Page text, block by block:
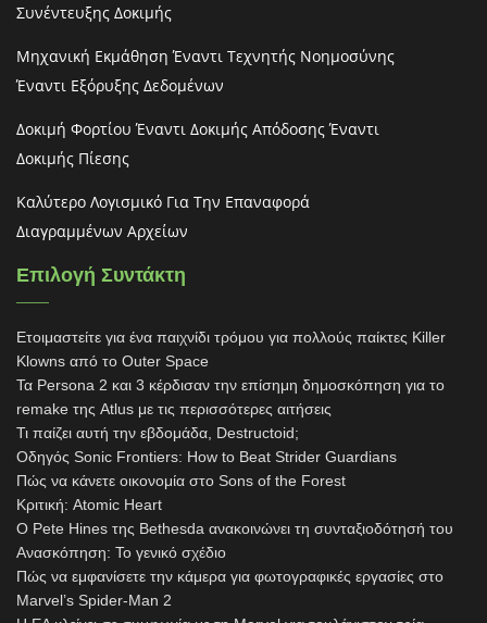
Συνέντευξης Δοκιμής
Μηχανική Εκμάθηση Έναντι Τεχνητής Νοημοσύνης
Έναντι Εξόρυξης Δεδομένων
Δοκιμή Φορτίου Έναντι Δοκιμής Απόδοσης Έναντι
Δοκιμής Πίεσης
Καλύτερο Λογισμικό Για Την Επαναφορά
Διαγραμμένων Αρχείων
Επιλογή Συντάκτη
Ετοιμαστείτε για ένα παιχνίδι τρόμου για πολλούς παίκτες Killer
Klowns από το Outer Space
Τα Persona 2 και 3 κέρδισαν την επίσημη δημοσκόπηση για το
remake της Atlus με τις περισσότερες αιτήσεις
Τι παίζει αυτή την εβδομάδα, Destructoid;
Οδηγός Sonic Frontiers: How to Beat Strider Guardians
Πώς να κάνετε οικονομία στο Sons of the Forest
Κριτική: Atomic Heart
Ο Pete Hines της Bethesda ανακοινώνει τη συνταξιοδότησή του
Ανασκόπηση: Το γενικό σχέδιο
Πώς να εμφανίσετε την κάμερα για φωτογραφικές εργασίες στο
Marvel’s Spider-Man 2